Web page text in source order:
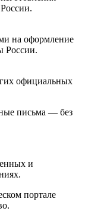
на оформление
России.
официальных
письма — без
и
портале